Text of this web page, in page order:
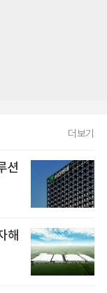
더보기
션
해